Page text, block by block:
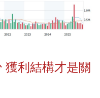
獲利結構才是關